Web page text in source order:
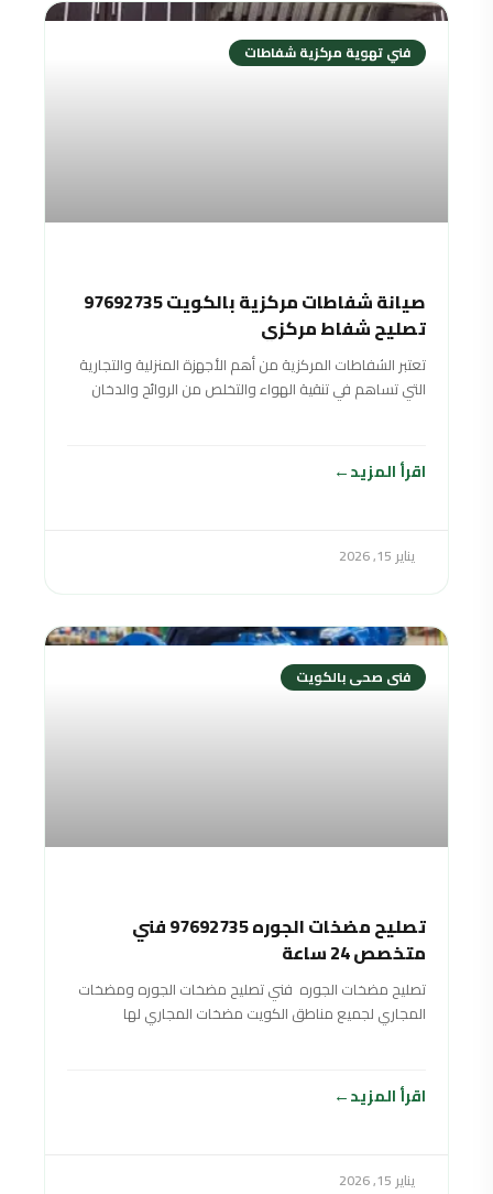
فني تهوية مركزية شفاطات
صيانة شفاطات مركزية بالكويت 97692735
تصليح شفاط مركزي
تعتبر الشفاطات المركزية من أهم الأجهزة المنزلية والتجارية
التي تساهم في تنقية الهواء والتخلص من الروائح والدخان
اقرأ المزيد
يناير 15, 2026
فنى صحى بالكويت
تصليح مضخات الجوره 97692735 فني
متخصص 24 ساعة
تصليح مضخات الجوره فني تصليح مضخات الجوره ومضخات
المجاري لجميع مناطق الكويت مضخات المجاري لها
اقرأ المزيد
يناير 15, 2026